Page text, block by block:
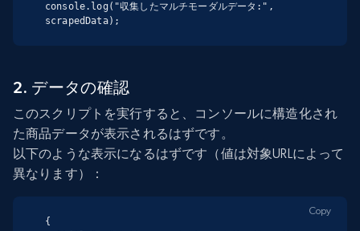
console.log("収集したマルチモーダルデータ:",
scrapedData);
2. データの確認
このスクリプトを実行すると、コンソールに構造化され
た商品データが表示されるはずです。
以下のような表示になるはずです（値は対象URLによって
異なります）：
{
Copy